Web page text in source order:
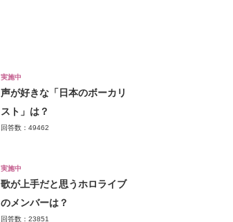
実施中
声が好きな「日本のボーカリ
スト」は？
回答数：49462
実施中
歌が上手だと思うホロライブ
のメンバーは？
回答数：23851